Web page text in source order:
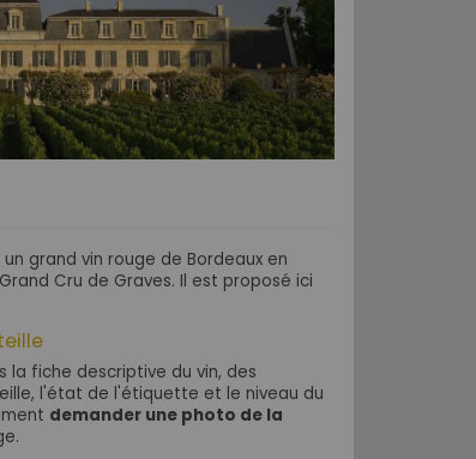
grand vin rouge de Bordeaux en
Cru de Graves. Il est proposé ici
la fiche descriptive du vin, des
l'état de l'étiquette et le niveau du
demander une photo de la